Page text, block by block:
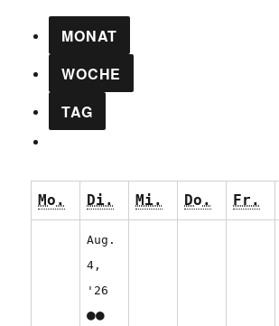
MONAT
WOCHE
TAG
Mo. Montag
Di. Dienstag
Mi. Mittwoch
Do. Fr.
Aug.
4,
'26
●●(2